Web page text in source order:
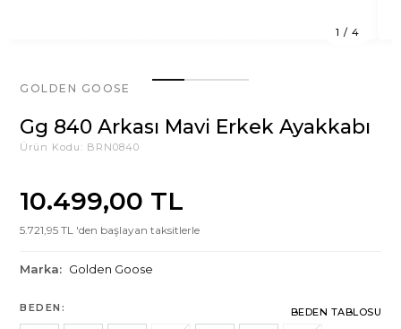
1 / 4
GOLDEN GOOSE
Gg 840 Arkası Mavi Erkek Ayakkabı
Ürün Kodu: BRN0840
10.499,00 TL
5.721,95 TL 'den başlayan taksitlerle
Marka: Golden Goose
BEDEN: BEDEN TABLOSU